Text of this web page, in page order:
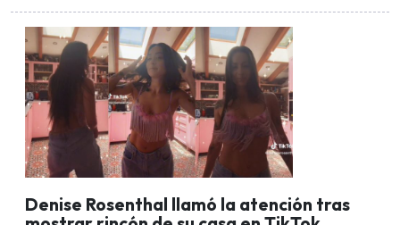
Denise Rosenthal llamó la atención tras